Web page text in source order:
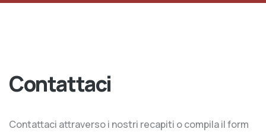
Contattaci
Contattaci attraverso i nostri recapiti o compila il form